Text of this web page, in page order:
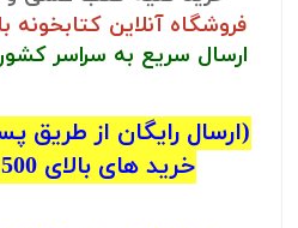
فروشگاه آنلاین کتابخونه
ارسال سریع به سراسر کشور
(ارسال رایگان از طریق
خرید های بالای 500 هزار تومان)